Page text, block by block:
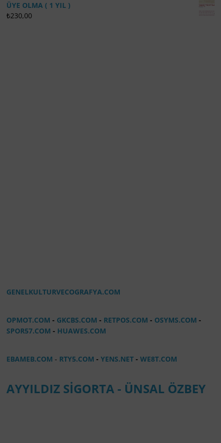
ÜYE OLMA ( 1 YIL )
₺230,00
GENELKULTURVECOGRAFYA.COM
OPMOT.COM - GKCBS.COM - RETPOS.COM - OSYMS.COM-
SPOR57.COM - HUAWES.COM
EBAMEB.COM - RTY5.COM -YENS.NET-WE8T.COM
AYYILDIZ SİGORTA - ÜNSAL ÖZBEY